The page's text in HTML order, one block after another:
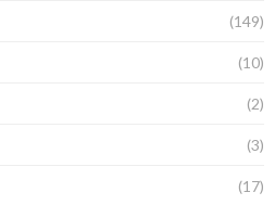
(149)
(10)
(2)
(3)
(17)